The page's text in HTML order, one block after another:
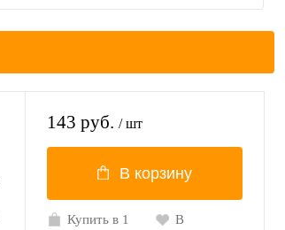
143 руб. / шт
В корзину
Купить в 1
В